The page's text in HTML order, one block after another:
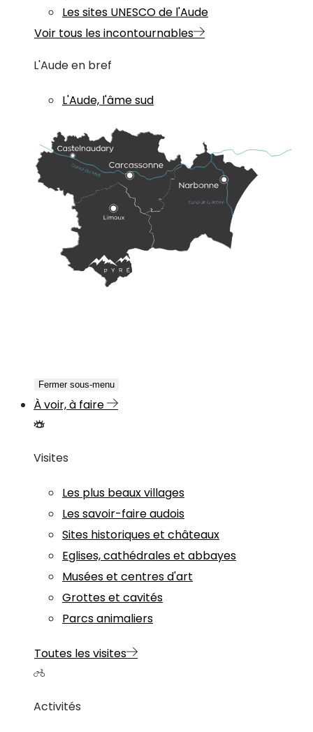
Les sites UNESCO de l'Aude
Voir tous les incontournables
L'Aude en bref
L'Aude, l'âme sud
Fermer sous-menu
À voir, à faire
Visites
Les plus beaux villages
Les savoir-faire audois
Sites historiques et châteaux
Eglises, cathédrales et abbayes
Musées et centres d'art
Grottes et cavités
Parcs animaliers
Toutes les visites
Activités